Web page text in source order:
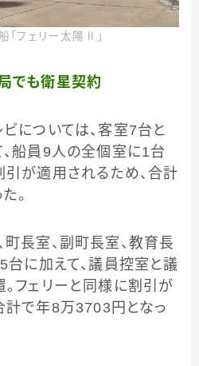
「フェリー太陽Ⅱ」
でも衛星契約
については、客室7台と
船員9人の全個室に1台
引が適用されるため、合計
。
長室、副町長室、教育長
台に加えて、議員控室と議
フェリーと同様に割引が
計で年8万3703円となっ